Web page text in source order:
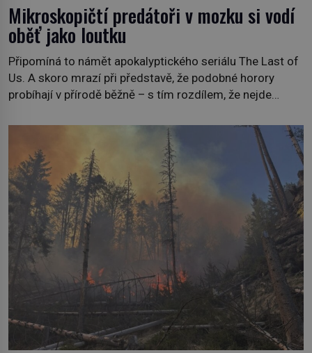
Mikroskopičtí predátoři v mozku si vodí
oběť jako loutku
Připomíná to námět apokalyptického seriálu The Last of
Us. A skoro mrazí při představě, že podobné horory
probíhají v přírodě běžně – s tím rozdílem, že nejde
dokáže ovládat jen vývojově nesrovnatelně jednodušší
živočichy, než je člověk. Najít skutečné zombie není nic
nemožného ani v naší přírodě. […]